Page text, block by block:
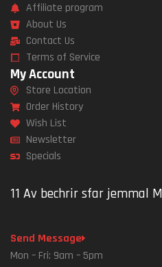
Affiliate program
About Us
Contact Us
Terms of Service
My Account
Store Location
Order History
Wish List
Newsletter
Specials
11 Av bechrir sfar jemmal
Send Message
Mon – Fri: 9am – 5pm